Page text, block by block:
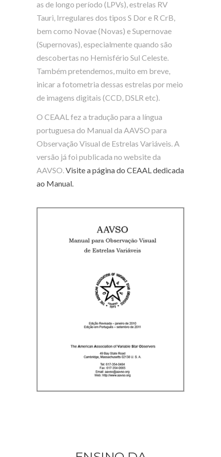
as de longo período (LPVs), estrelas RV
Tauri, Irregulares dos tipos S Dor e R CrB,
bem como Novae (Novas) e Supernovae
(Supernovas), especialmente quando são
descobertas no Hemisfério Sul Celeste.
Também pretendemos, muito em breve,
inicar a fotometria dessas estrelas por meio
de imagens digitais (CCD, DSLR etc).
O CEAAL fez a tradução para a língua
portuguesa do Manual da AAVSO para
Observação Visual de Estrelas Variáveis. A
versão já foi publicada no website da
AAVSO.Visite a página do CEAAL dedicada
ao Manual.